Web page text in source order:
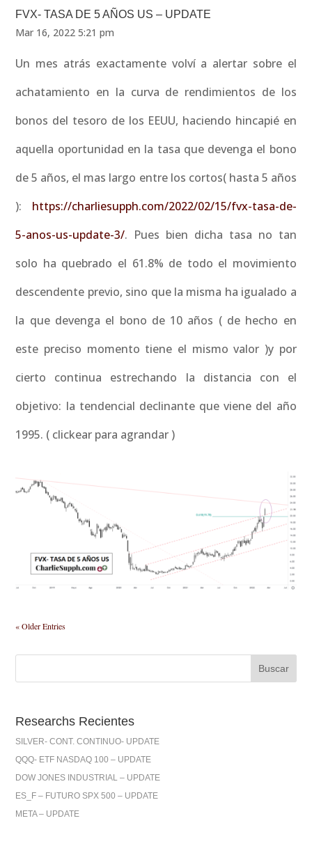
FVX- TASA DE 5 AÑOS US – UPDATE
Mar 16, 2022 5:21 pm
Un mes atrás exactamente volví a alertar sobre el
achatamiento en la curva de rendimientos de los
bonos del tesoro de los EEUU, haciendo hincapié en
aquella oportunidad en la tasa que devenga el bono
de 5 años, el mas largo entre los cortos( hasta 5 años
): https://charliesupph.com/2022/02/15/fvx-tasa-de-
5-anos-us-update-3/. Pues bien dicha tasa no tan
solo ha quebrado el 61.8% de todo el movimiento
descendente previo, sino que la misma ha igualado a
la que devenga el bono de 10 años ( de hecho en
este preciso momento tiene el mismo valor )y por
cierto continua estrechando la distancia con el
objetivo: la tendencial declinante que viene del año
1995. ( clickear para agrandar )
« Older Entries
Researchs Recientes
SILVER- CONT. CONTINUO- UPDATE
QQQ- ETF NASDAQ 100 – UPDATE
DOW JONES INDUSTRIAL – UPDATE
ES_F – FUTURO SPX 500 – UPDATE
META – UPDATE